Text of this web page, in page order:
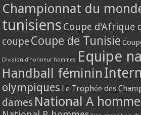
Championnat du
tunisiens Coupe d'Afrique
coupe Coupe de Tunisie
Division d'honneur hommes Equipe
Handball féminin
olympiques Le Trophée des
dames National A